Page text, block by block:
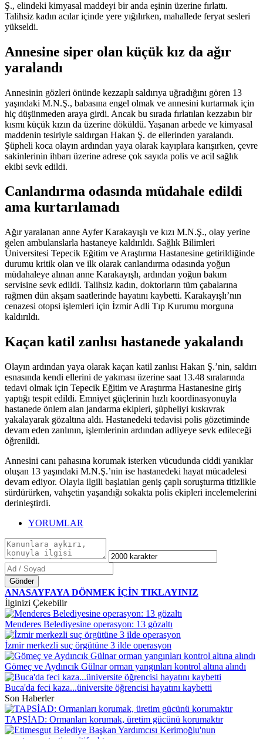
Ş., elindeki kimyasal maddeyi bir anda eşinin üzerine fırlattı.
Talihsiz kadın acılar içinde yere yığılırken, mahallede feryat sesleri
yükseldi.
Annesine siper olan küçük kız da ağır
yaralandı
Annesinin gözleri önünde kezzaplı saldırıya uğradığını gören 13
yaşındaki M.N.Ş., babasına engel olmak ve annesini kurtarmak için
hiç düşünmeden araya girdi. Ancak bu sırada fırlatılan kezzabın bir
kısmı küçük kızın da üzerine döküldü. Yaşanan arbede ve kimyasal
maddenin tesiriyle saldırgan Hakan Ş. de ellerinden yaralandı.
Şüpheli koca olayın ardından yaya olarak kayıplara karışırken, çevre
sakinlerinin ihbarı üzerine adrese çok sayıda polis ve acil sağlık
ekibi sevk edildi.
Canlandırma odasında müdahale edildi
ama kurtarılamadı
Ağır yaralanan anne Ayfer Karakayışlı ve kızı M.N.Ş., olay yerine
gelen ambulanslarla hastaneye kaldırıldı. Sağlık Bilimleri
Üniversitesi Tepecik Eğitim ve Araştırma Hastanesine getirildiğinde
durumu kritik olan ve ilk olarak canlandırma odasında yoğun
müdahaleye alınan anne Karakayışlı, ardından yoğun bakım
servisine sevk edildi. Talihsiz kadın, doktorların tüm çabalarına
rağmen dün akşam saatlerinde hayatını kaybetti. Karakayışlı’nın
cenazesi otopsi işlemleri için İzmir Adli Tıp Kurumu morguna
kaldırıldı.
Kaçan katil zanlısı hastanede yakalandı
Olayın ardından yaya olarak kaçan katil zanlısı Hakan Ş.’nin, saldırı
esnasında kendi ellerini de yakması üzerine saat 13.48 sıralarında
tedavi olmak için Tepecik Eğitim ve Araştırma Hastanesine giriş
yaptığı tespit edildi. Emniyet güçlerinin hızlı koordinasyonuyla
hastanede önlem alan jandarma ekipleri, şüpheliyi kıskıvrak
yakalayarak gözaltına aldı. Hastanedeki tedavisi polis gözetiminde
devam eden zanlının, işlemlerinin ardından adliyeye sevk edileceği
öğrenildi.
Annesini canı pahasına korumak isterken vücudunda ciddi yanıklar
oluşan 13 yaşındaki M.N.Ş.’nin ise hastanedeki hayat mücadelesi
devam ediyor. Olayla ilgili başlatılan geniş çaplı soruşturma titizlikle
sürdürürken, vahşetin yaşandığı sokakta polis ekipleri incelemelerini
derinleştirdi.
YORUMLAR
Gönder
ANASAYFAYA DÖNMEK İÇİN TIKLAYINIZ
İlginizi Çekebilir
Menderes Belediyesine operasyon: 13 gözaltı
İzmir merkezli suç örgütüne 3 ilde operasyon
Gömeç ve Aydıncık Gülnar orman yangınları kontrol altına alındı
Buca'da feci kaza...üniversite öğrencisi hayatını kaybetti
Son Haberler
TAPSİAD: Ormanları korumak, üretim gücünü korumaktır